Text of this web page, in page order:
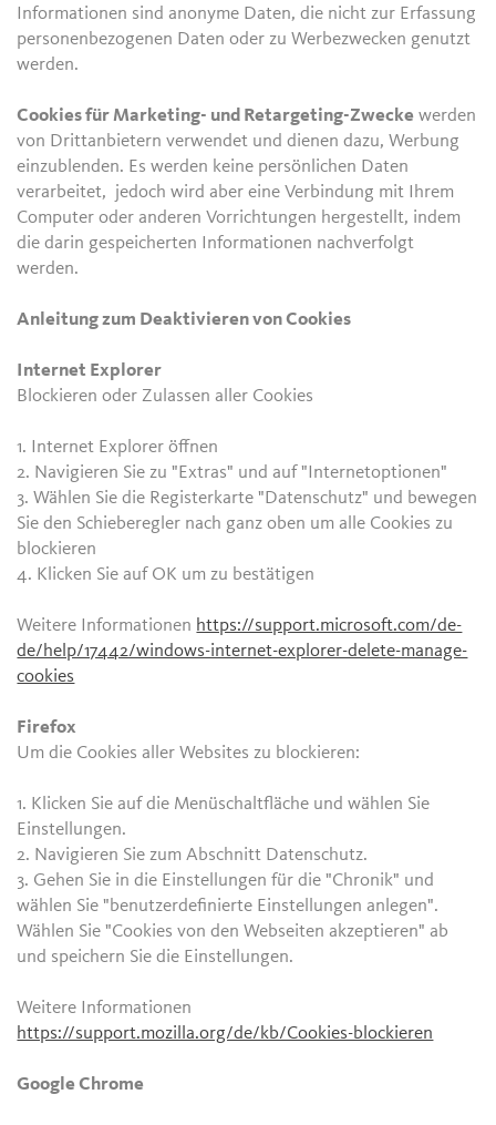
Informationen sind anonyme Daten, die nicht zur Erfassung
personenbezogenen Daten oder zu Werbezwecken genutzt
werden.
Cookies für Marketing- und Retargeting-Zwecke werden
von Drittanbietern verwendet und dienen dazu, Werbung
einzublenden. Es werden keine persönlichen Daten
verarbeitet, jedoch wird aber eine Verbindung mit Ihrem
Computer oder anderen Vorrichtungen hergestellt, indem
die darin gespeicherten Informationen nachverfolgt
werden.
Anleitung zum Deaktivieren von Cookies
Internet Explorer
Blockieren oder Zulassen aller Cookies
1. Internet Explorer öffnen
2. Navigieren Sie zu "Extras" und auf "Internetoptionen"
3. Wählen Sie die Registerkarte "Datenschutz" und bewegen
Sie den Schieberegler nach ganz oben um alle Cookies zu
blockieren
4. Klicken Sie auf OK um zu bestätigen
Weitere Informationen https://support.microsoft.com/de-
de/help/17442/windows-internet-explorer-delete-manage-
cookies
Firefox
Um die Cookies aller Websites zu blockieren:
1. Klicken Sie auf die Menüschaltfläche und wählen Sie
Einstellungen.
2. Navigieren Sie zum Abschnitt Datenschutz.
3. Gehen Sie in die Einstellungen für die "Chronik" und
wählen Sie "benutzerdefinierte Einstellungen anlegen".
Wählen Sie "Cookies von den Webseiten akzeptieren" ab
und speichern Sie die Einstellungen.
Weitere Informationen
https://support.mozilla.org/de/kb/Cookies-blockieren
Google Chrome